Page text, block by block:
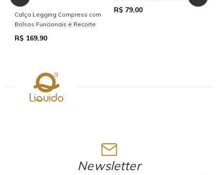
Calça Legging Compress com
Bolsos Funcionais e Recorte
R$ 169,90
R$ 79,00
Newsletter